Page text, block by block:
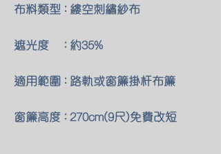
布料類型 : 縷空刺繡紗布
遮光度 : 約35%
適用範圍 : 路軌或窗簾掛杆布簾
窗簾高度 : 270cm(9尺)免費改短